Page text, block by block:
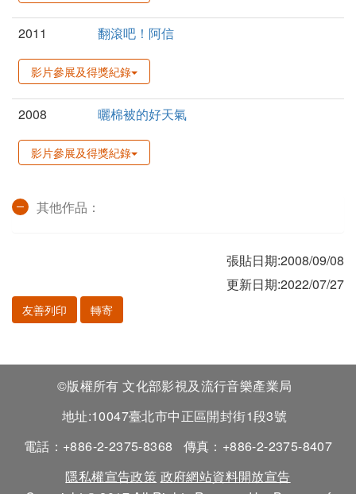
2011 翻滾吧！阿信
影片參展及得獎紀錄
2008 曬棉被的好天氣
影片參展及得獎紀錄
其他作品：
張貼日期:2008/09/08
更新日期:2022/07/27
友善列印 轉寄
©版權所有 文化部影視及流行音樂產業局
地址:10047臺北市中正區開封街1段3號
電話：+886-2-2375-8368
傳真：+886-2-2375-8407
隱私權宣告政策 政府網站資料開放宣告